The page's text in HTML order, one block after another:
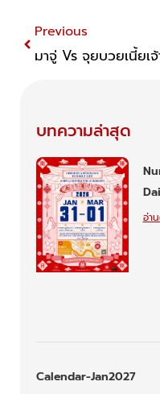
PrevPrevious
บทความล่าสุด
อ่า
Calendar-Jan2027